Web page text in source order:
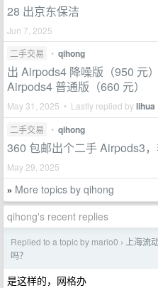
28 出京东保洁
Jun 7, 2025
二手交易
• qihong
出 Airpods4 降噪版（950 元
Airpods4 普通版（660 元）
May 31, 2025 • Lastly replied bylihua
二手交易 • qihong
360 包邮出个二手 Airpods3
May 29, 2025
» More topics by qihong
qihong's recent replies
Replied to a topic by mario0 ›
上海流
吗？
是这样的，网格办